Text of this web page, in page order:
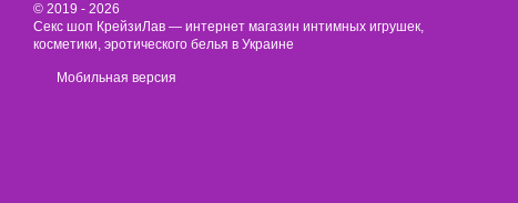
© 2019 - 2026
Секс шоп КрейзиЛав — интернет магазин интимных игрушек,
косметики, эротического белья в Украине
Мобильная версия